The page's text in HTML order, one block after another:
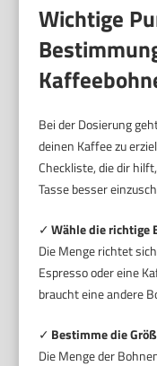
Wichtige
Bei der Dosierung
deinen Kaffee zu
Checkliste, die dir
Tasse besser
✓Wähle die richtige
Die Menge richtet
Espresso oder eine
braucht eine andere
✓ Bestimme die
Die Menge der